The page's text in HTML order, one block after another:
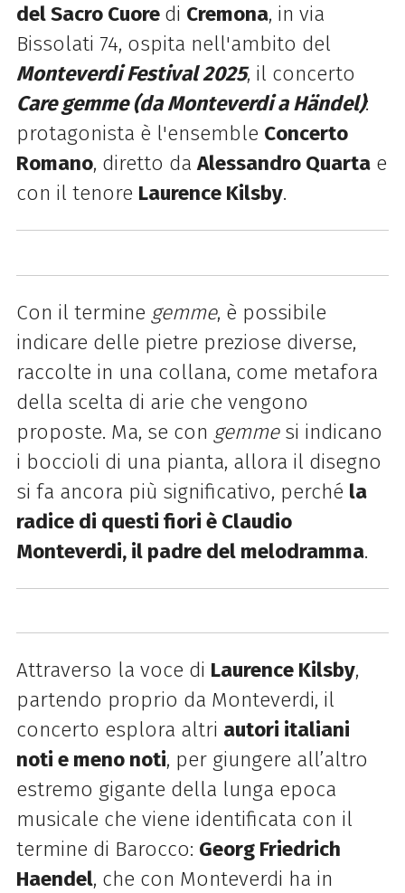
del Sacro Cuore di Cremona, in via
Bissolati 74, ospita nell'ambito del
Monteverdi Festival 2025, il concerto
Care gemme (daMonteverdi a Händel):
protagonista è l'ensemble Concerto
Romano, diretto daAlessandro Quartae
con il tenore Laurence Kilsby.
Con il termine gemme, è possibile
indicare delle pietre preziose diverse,
raccolte in una collana, come metafora
della scelta di arie che vengono
proposte. Ma, se con gemme si indicano
i boccioli di una pianta, allora il disegno
si fa ancora più significativo, perché la
radice di questi fiori è Claudio
Monteverdi, il padre del melodramma.
Attraverso la voce di Laurence Kilsby,
partendo proprio da Monteverdi, il
concerto esplora altri autori italiani
noti e meno noti, per giungere all’altro
estremo gigante della lunga epoca
musicale che viene identificata con il
termine di Barocco: Georg Friedrich
Haendel, che con Monteverdi ha in